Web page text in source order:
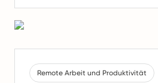
Remote Arbeit und Produktivität